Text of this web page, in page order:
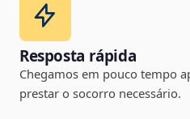
Resposta rápida
Chegamos em pouco tempo
prestar o socorro necessário.